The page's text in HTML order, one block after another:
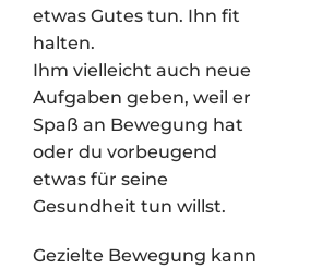
etwas Gutes tun. Ihn fit
halten.
Ihm vielleicht auch neue
Aufgaben geben, weil er
Spaß an Bewegung hat
oder du vorbeugend
etwas für seine
Gesundheit tun willst.
Gezielte Bewegung kann